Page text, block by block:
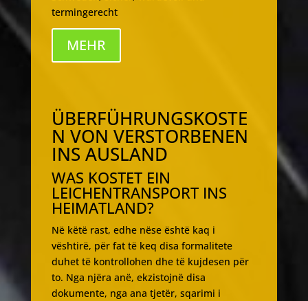
termingerecht
MEHR
ÜBERFÜHRUNGSKOSTE
N VON VERSTORBENEN
INS AUSLAND
WAS KOSTET EIN
LEICHENTRANSPORT INS
HEIMATLAND?
Në këtë rast, edhe nëse është kaq i
vështirë, për fat të keq disa formalitete
duhet të kontrollohen dhe të kujdesen për
to. Nga njëra anë, ekzistojnë disa
dokumente, nga ana tjetër, sqarimi i